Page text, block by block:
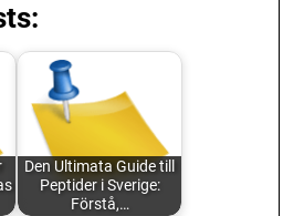
Den Ultimata Guide till
Peptider i Sverige:
Förstå,…